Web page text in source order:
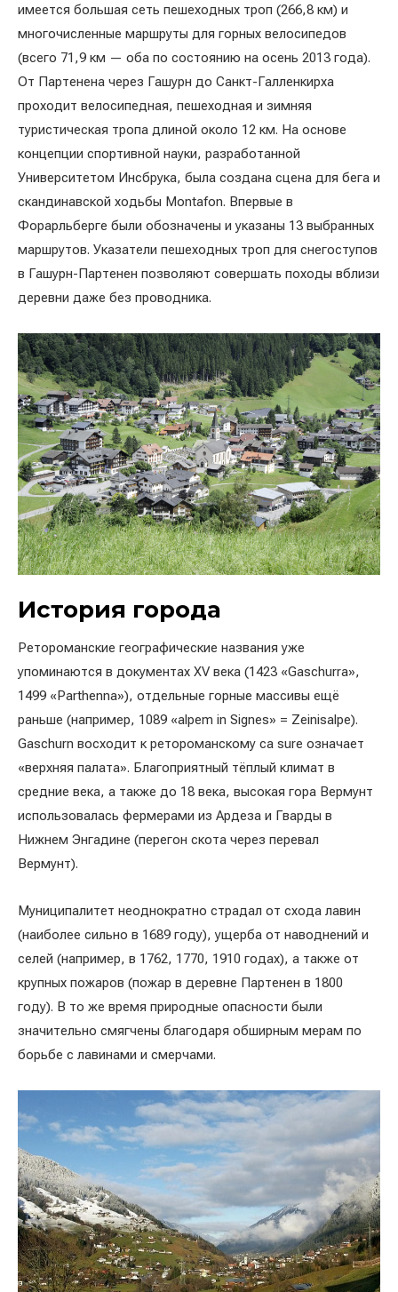
имеется большая сеть пешеходных троп (266,8 км) и
многочисленные маршруты для горных велосипедов
(всего 71,9 км — оба по состоянию на осень 2013 года).
От Партенена через Гашурн до Санкт-Галленкирха
проходит велосипедная, пешеходная и зимняя
туристическая тропа длиной около 12 км. На основе
концепции спортивной науки, разработанной
Университетом Инсбрука, была создана сцена для бега и
скандинавской ходьбы Montafon. Впервые в
Форарльберге были обозначены и указаны 13 выбранных
маршрутов. Указатели пешеходных троп для снегоступов
в Гашурн-Партенен позволяют совершать походы вблизи
деревни даже без проводника.
История города
Ретороманские географические названия уже
упоминаются в документах XV века (1423 «Gaschurra»,
1499 «Parthenna»), отдельные горные массивы ещё
раньше (например, 1089 «alpem in Signes» = Zeinisalpe).
Gaschurn восходит к ретороманскому ca sure означает
«верхняя палата». Благоприятный тёплый климат в
средние века, а также до 18 века, высокая гора Вермунт
использовалась фермерами из Ардеза и Гварды в
Нижнем Энгадине (перегон скота через перевал
Вермунт).
Муниципалитет неоднократно страдал от схода лавин
(наиболее сильно в 1689 году), ущерба от наводнений и
селей (например, в 1762, 1770, 1910 годах), а также от
крупных пожаров (пожар в деревне Партенен в 1800
году). В то же время природные опасности были
значительно смягчены благодаря обширным мерам по
борьбе с лавинами и смерчами.